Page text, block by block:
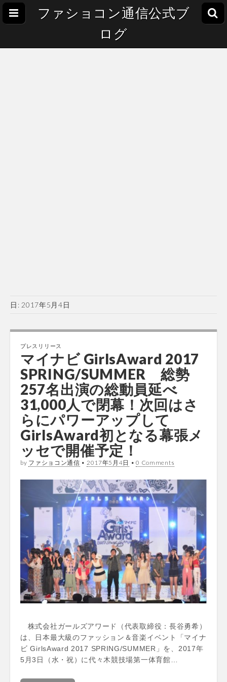
ファショコン通信公式ブ
ログ
日: 2017年5月4日
プレスリリース
マイナビ GirlsAward 2017
SPRING/SUMMER 総勢
257名出演の総動員延べ
31,000人で閉幕！次回はさ
らにパワーアップして
GirlsAward初となる幕張メ
ッセで開催予定！
by ファショコン通信 • 2017年5月4日 •0 Comments
株式会社ガールズアワード（代表取締役：長谷勇希）
は、日本最大級のファッション＆音楽イベント「マイナ
ビ GirlsAward 2017 SPRING/SUMMER」を、2017年
5月3日（水・祝）に代々木競技場第一体育館…